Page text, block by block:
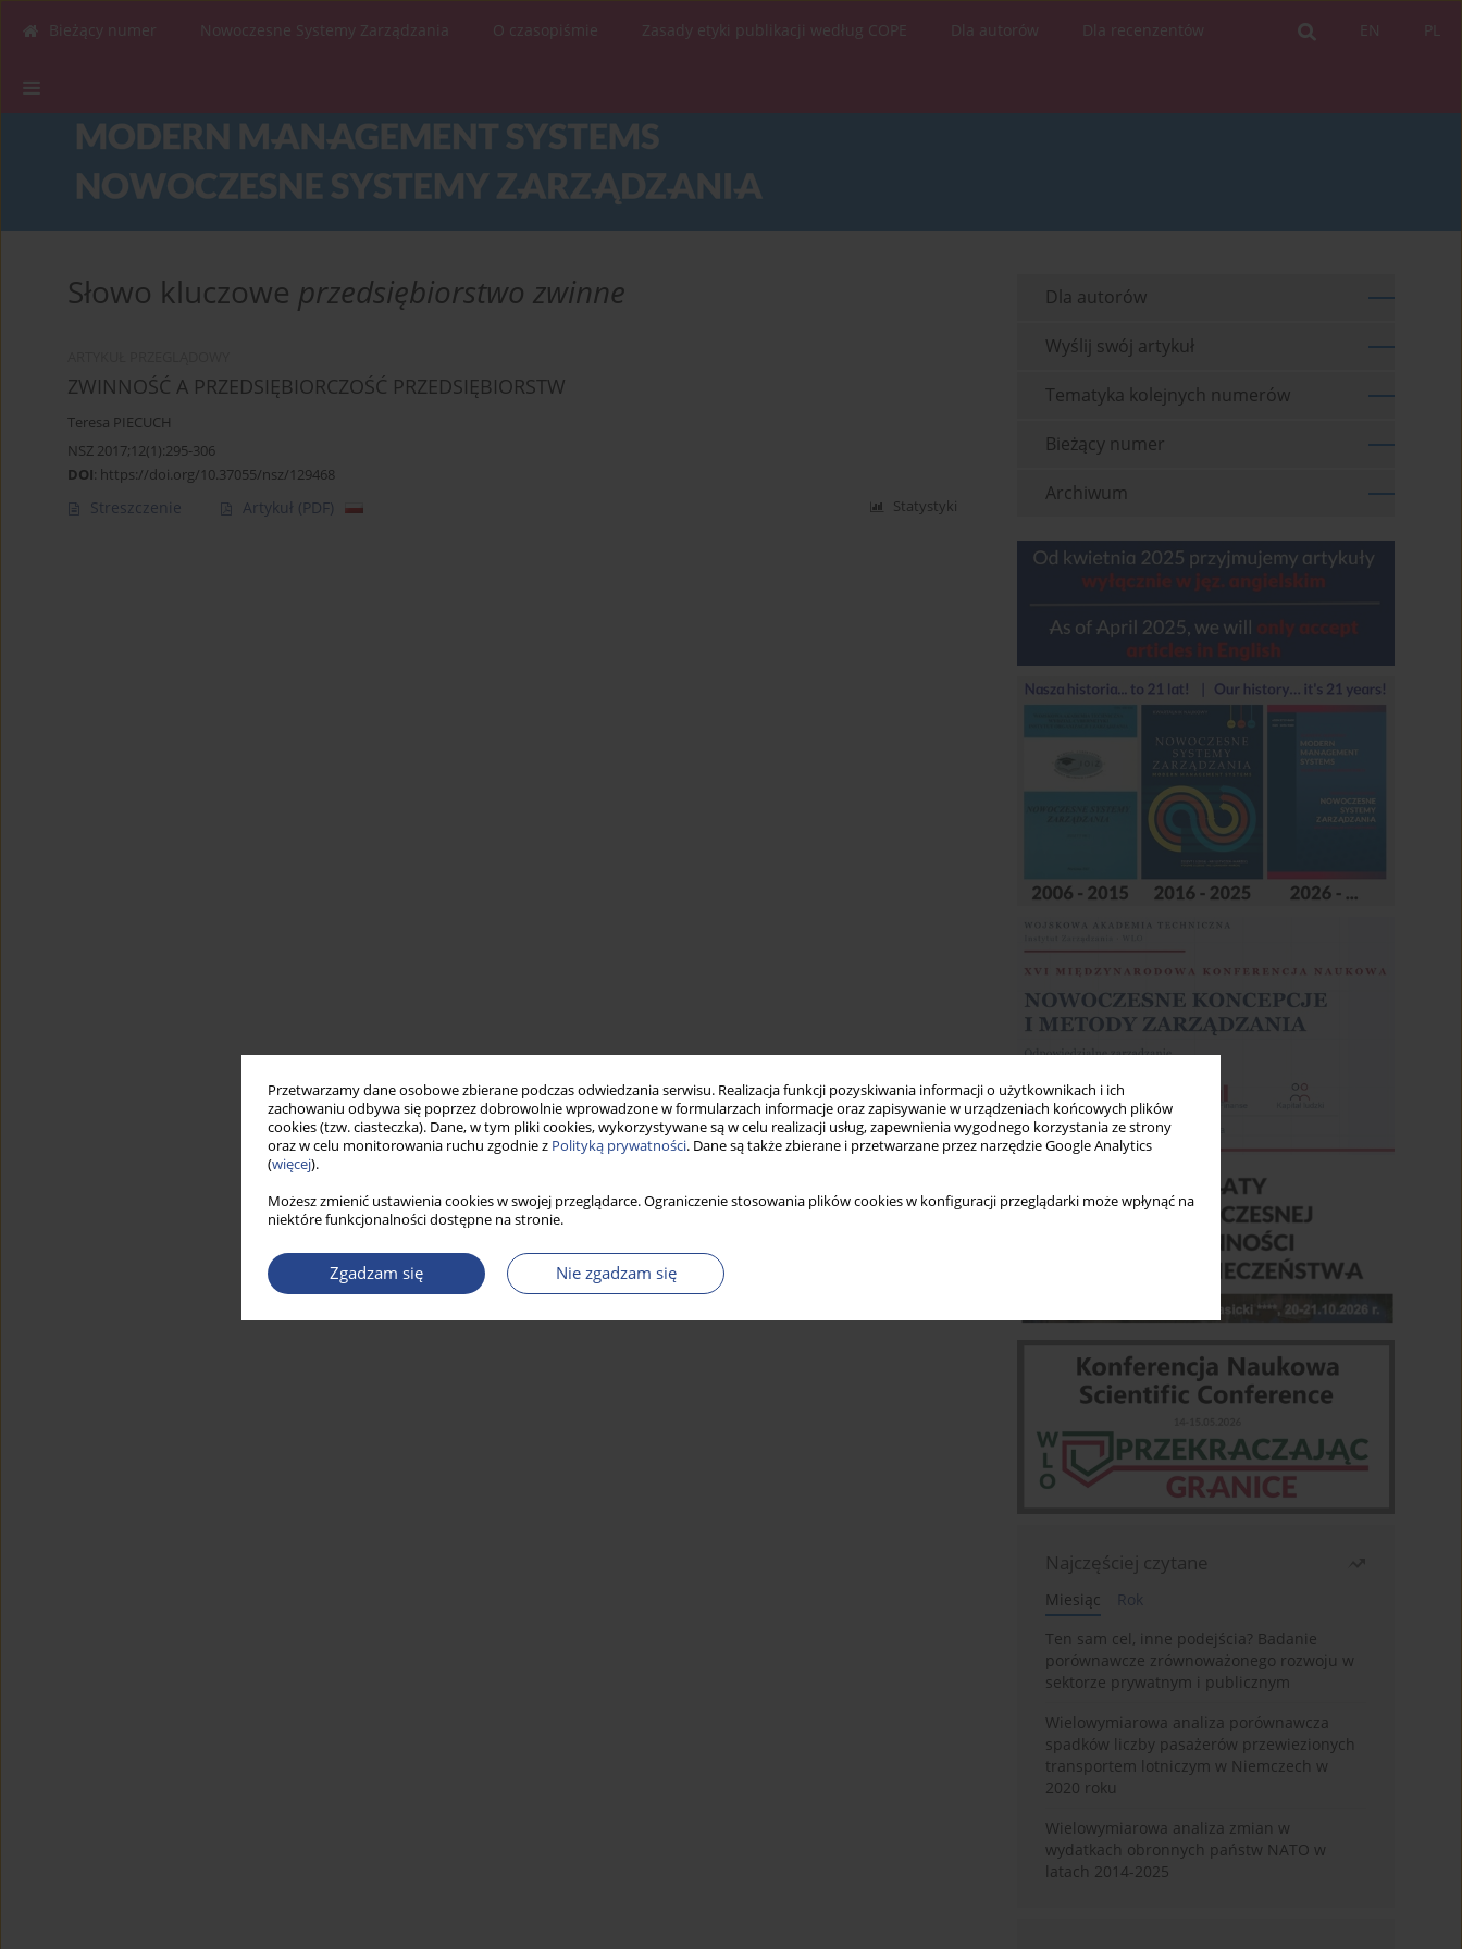
Przetwarzamy dane osobowe zbierane podczas odwiedzania serwisu. Realizacja funkcji pozyskiwania informacji o użytkownikach i ich
zachowaniu odbywa się poprzez dobrowolnie wprowadzone w formularzach informacje oraz zapisywanie w urządzeniach końcowych plików
cookies (tzw. ciasteczka). Dane, w tym pliki cookies, wykorzystywane są w celu realizacji usług, zapewnienia wygodnego korzystania ze strony
oraz w celu monitorowania ruchu zgodnie z Polityką prywatności. Dane są także zbierane i przetwarzane przez narzędzie Google Analytics
(więcej).
Możesz zmienić ustawienia cookies w swojej przeglądarce. Ograniczenie stosowania plików cookies w konfiguracji przeglądarki może wpłynąć na
niektóre funkcjonalności dostępne na stronie.
Zgadzam się Nie zgadzam się
PL
EN
Bieżący numer Nowoczesne Systemy Zarządzania O czasopiśmie Zasady etyki publikacji według COPE Dla autorów Dla recenzentów
Słowo kluczowe przedsiębiorstwo zwinne
ZWINNOŚĆ A PRZEDSIĘBIORCZOŚĆ PRZEDSIĘBIORSTW
Teresa PIECUCH
NSZ 2017;12(1):295-306
DOI: https://doi.org/10.37055/nsz/129468
Streszczenie Artykuł (PDF) Statystyki
Dla autorów
Wyślij swój artykuł
Tematyka kolejnych numerów
Bieżący numer
Archiwum
Najczęściej czytane
Miesiąc
Rok
Ten sam cel, inne podejścia? Badanie
porównawcze zrównoważonego rozwoju w
sektorze prywatnym i publicznym
Wielowymiarowa analiza porównawcza
spadków liczby pasażerów przewiezionych
transportem lotniczym w Niemczech w
2020 roku
Wielowymiarowa analiza zmian w
wydatkach obronnych państw NATO w
latach 2014-2025